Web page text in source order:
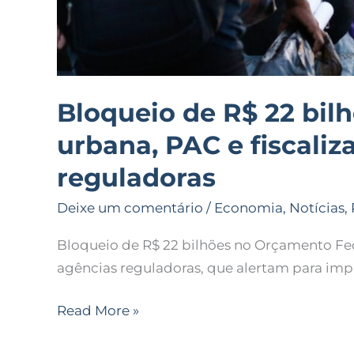
Bloqueio de R$ 22
urbana, PAC e
reguladoras
Deixe um comentário / Economia, Notícias,
Bloqueio de R$ 22 bilhões no Orçamento
agências reguladoras, que alertam para
Read More »